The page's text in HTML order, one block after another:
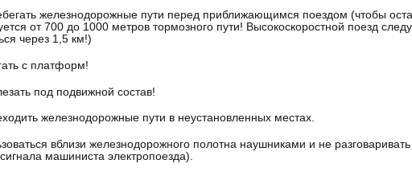
железнодорожные пути перед приближающимся поездом (чтобы
от 700 до 1000 метров тормозного пути! Высокоскоростной поезд
через 1,5 км!)
с платформ!
под подвижной состав!
железнодорожные пути в неустановленных местах.
вблизи железнодорожного полотна наушниками и не
машиниста электропоезда).